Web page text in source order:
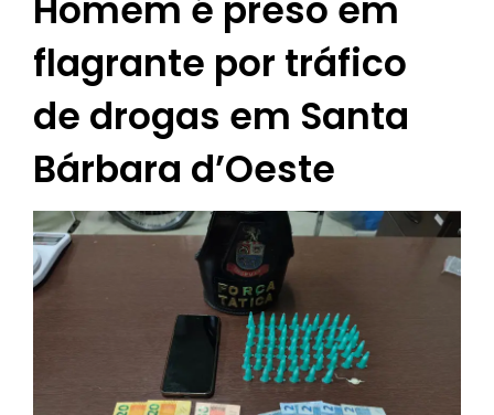
flagrante por tráfico
de drogas em Santa
Bárbara d’Oeste